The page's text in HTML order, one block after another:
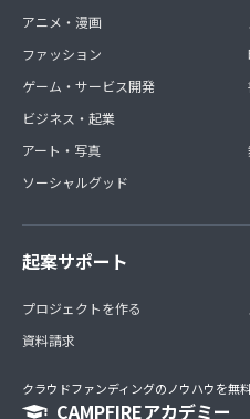
アニメ・漫画
ファッション
ゲーム・サービス開発
ビジネス・起業
アート・写真
ソーシャルグッド
起案サポート
プロジェクトを作る
資料請求
クラウドファンディングのノウハウを無
CAMPFIREアカデミー